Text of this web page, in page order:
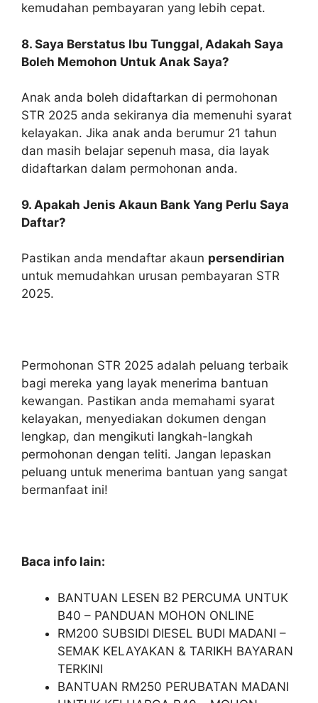
kemudahan pembayaran yang lebih cepat.
8. Saya Berstatus Ibu Tunggal, Adakah Saya
Boleh Memohon Untuk Anak Saya?
Anak anda boleh didaftarkan di permohonan
STR 2025 anda sekiranya dia memenuhi syarat
kelayakan. Jika anak anda berumur 21 tahun
dan masih belajar sepenuh masa, dia layak
didaftarkan dalam permohonan anda.
9. Apakah Jenis Akaun Bank Yang Perlu Saya
Daftar?
Pastikan anda mendaftar akaun persendirian
untuk memudahkan urusan pembayaran STR
2025.
Permohonan STR 2025 adalah peluang terbaik
bagi mereka yang layak menerima bantuan
kewangan. Pastikan anda memahami syarat
kelayakan, menyediakan dokumen dengan
lengkap, dan mengikuti langkah-langkah
permohonan dengan teliti. Jangan lepaskan
peluang untuk menerima bantuan yang sangat
bermanfaat ini!
Baca info lain:
BANTUAN LESEN B2 PERCUMA UNTUK
B40 – PANDUAN MOHON ONLINE
RM200 SUBSIDI DIESEL BUDI MADANI –
SEMAK KELAYAKAN & TARIKH BAYARAN
TERKINI
BANTUAN RM250 PERUBATAN MADANI